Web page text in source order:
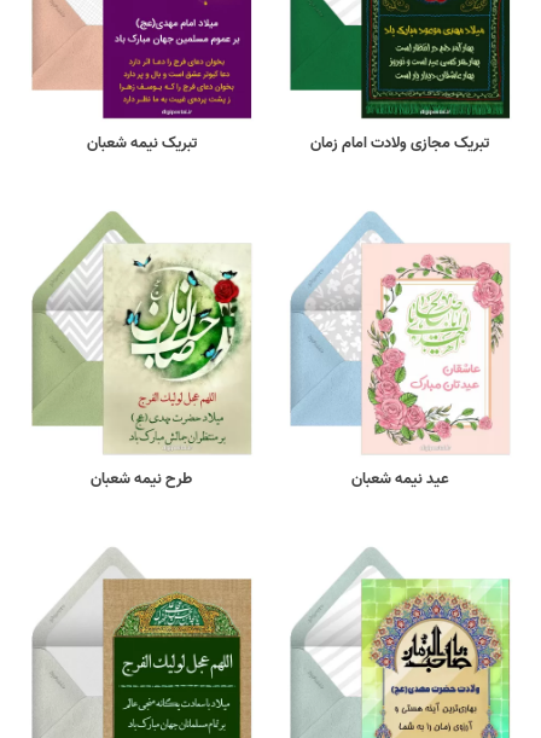
تبریک مجازی ولادت امام زمان تبریک نیمه شعبان
عید نیمه شعبان طرح نیمه شعبان